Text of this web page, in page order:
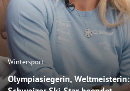
Wintersport
Olympiasiegerin, Weltmeisterin: